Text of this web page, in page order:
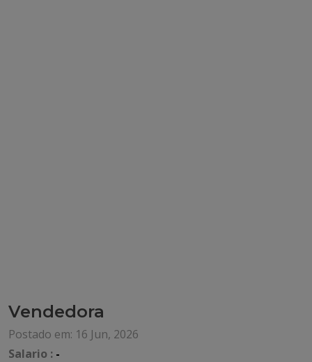
Vendedora
Postado em: 16 Jun, 2026
Salario : -